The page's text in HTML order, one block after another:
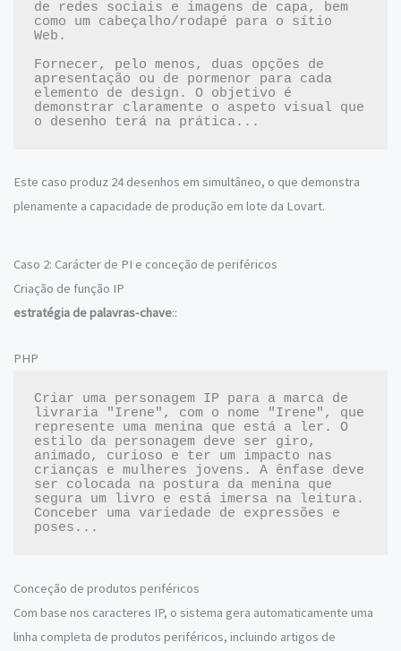
de redes sociais e imagens de capa, bem
como um cabeçalho/rodapé para o sítio
Web.
Fornecer, pelo menos, duas opções de
apresentação ou de pormenor para cada
elemento de design. O objetivo é
demonstrar claramente o aspeto visual que
Este caso produz 24 desenhos em simultâneo, o que demonstra
plenamente a capacidade de produção em lote da Lovart.
Caso 2: Carácter de PI e conceção de periféricos
Criação de função IP
estratégia de palavras-chave::
PHP
Criar uma personagem IP para a marca de
livraria "Irene", com o nome "Irene", que
represente uma menina que está a ler. O
estilo da personagem deve ser giro,
animado, curioso e ter um impacto nas
crianças e mulheres jovens. A ênfase deve
ser colocada na postura da menina que
segura um livro e está imersa na leitura.
Conceber uma variedade de expressões e
Conceção de produtos periféricos
Com base nos caracteres IP, o sistema gera automaticamente uma
linha completa de produtos periféricos, incluindo artigos de